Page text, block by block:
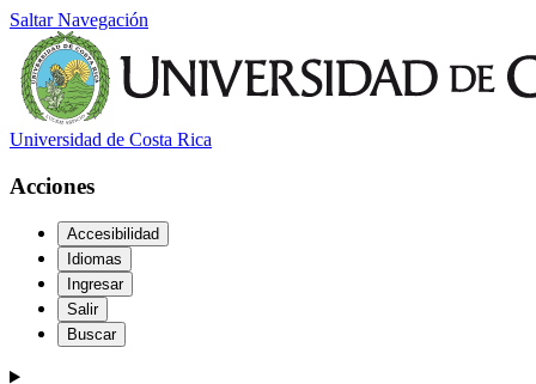
Saltar Navegación
Universidad de Costa Rica
Acciones
Accesibilidad
Idiomas
Ingresar
Salir
Buscar